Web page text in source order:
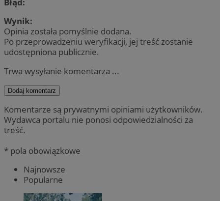
Błąd:
Wynik:
Opinia została pomyślnie dodana.
Po przeprowadzeniu weryfikacji, jej treść zostanie
udostępniona publicznie.
Trwa wysyłanie komentarza ...
Dodaj komentarz
Komentarze są prywatnymi opiniami użytkowników.
Wydawca portalu nie ponosi odpowiedzialności za
treść.
* pola obowiązkowe
Najnowsze
Popularne